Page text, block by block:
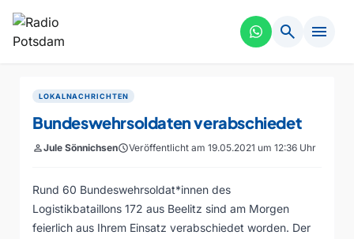
search menu
LOKALNACHRICHTEN
Bundeswehrsoldaten verabschiedet
personJule SönnichsenscheduleVeröffentlicht am 19.05.2021 um 12:36 Uhr
Rund 60 Bundeswehrsoldat*innen des
Logistikbataillons 172 aus Beelitz sind am Morgen
feierlich aus Ihrem Einsatz verabschiedet worden. Der